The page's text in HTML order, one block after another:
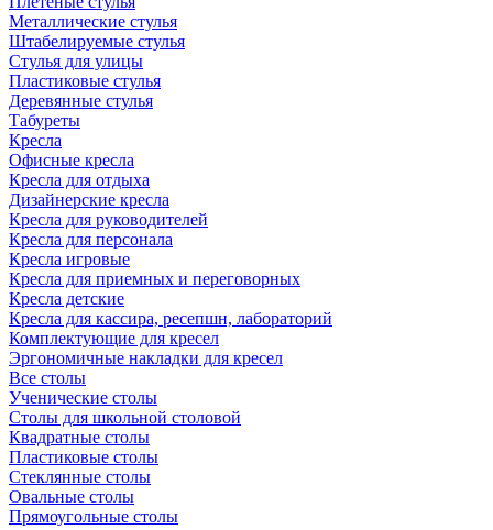
Металлические стулья
Штабелируемые стулья
Стулья для улицы
Пластиковые стулья
Деревянные стулья
Табуреты
Кресла
Офисные кресла
Кресла для отдыха
Дизайнерские кресла
Кресла для руководителей
Кресла для персонала
Кресла игровые
Кресла для приемных и переговорных
Кресла детские
Кресла для кассира, ресепшн, лабораторий
Комплектующие для кресел
Эргономичные накладки для кресел
Все столы
Ученические столы
Столы для школьной столовой
Квадратные столы
Пластиковые столы
Стеклянные столы
Овальные столы
Прямоугольные столы